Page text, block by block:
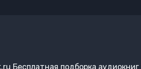
Бесплатная подборка аудиокниг